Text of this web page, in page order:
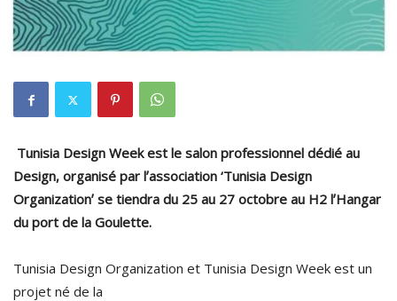
Tunisia Design Week est le salon professionnel dédié au
Design, organisé par lʼassociation ‘Tunisia Design
Organizationʼ se tiendra du 25 au 27 octobre au H2 lʼHangar
du port de la Goulette.
Tunisia Design Organization et Tunisia Design Week est un
projet né de la